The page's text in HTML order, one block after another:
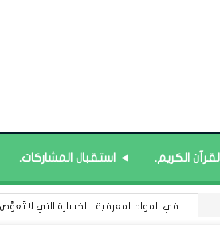
الكريم. ◄ استقبال المشاركات.
في المواد المعرفية : الخسارة التي لا تُعوَّض.